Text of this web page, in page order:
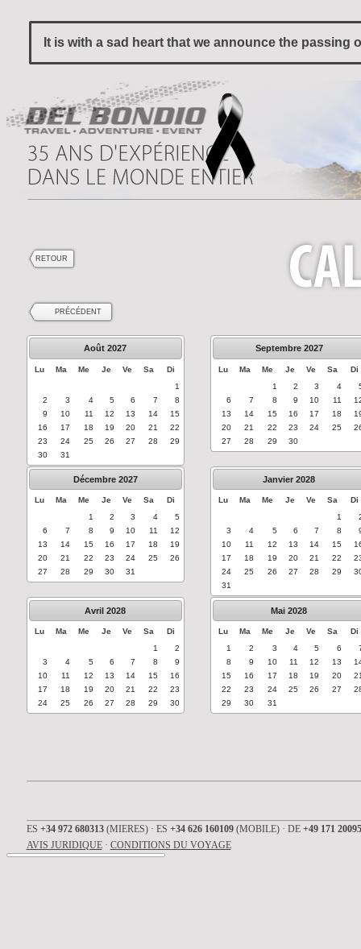
It is with a sad heart that we announce the
RETOUR
PRÉCÉDENT
Août 2027
Lu Ma Me Je Ve Sa
Di
1
2
3 4 5 6 7
8
9
10 11 12 13 14
15
16
17 18 19 20 21
22
23
24 25 26 27 28
29
30
31
Septembre 2027
Lu Ma Me Je Ve Sa
Di
1
2 3 4
6
7 8 9 10 11
13
14 15 16 17 18
20
21 22 23 24 25
27
28 29 30
Décembre 2027
Lu Ma Me Je Ve Sa
Di
1
2 3 4
5
6
7 8 9 10 11
12
13
14 15 16 17 18
19
20
21 22 23 24 25
26
27
28 29 30 31
Janvier 2028
Lu Ma Me Je Ve Sa
Di
1
3
4 5 6 7 8
10
11 12 13 14 15
17
18 19 20 21 22
24
25 26 27 28 29
31
Avril 2028
Lu Ma Me Je Ve Sa
Di
1
2
3
4 5 6 7 8
9
10
11 12 13 14 15
16
17
18 19 20 21 22
23
24
25 26 27 28 29 30
Mai 2028
Lu Ma Me Je Ve Sa
Di
1
2 3 4 5 6
8
9 10 11 12 13
15
16 17 18 19 20
22
23 24 25 26 27
29
30 31
ES +34 972 680313(MIERES) · ES +34 626 160109(MOBILE) · DE +49 171
AVIS JURIDIQUE· CONDITIONS DU VOYAGE